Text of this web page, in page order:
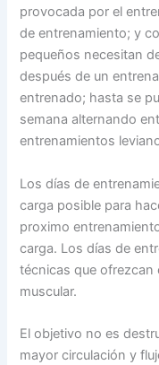
provocada por el
de entrenamiento; y
pequeños necesitan
después de un
entrenado; hasta se
semana alternando
entrenamientos
Los días de
carga posible para
proximo
carga. Los días de
técnicas que
muscular.
El objetivo no es
mayor circulación y